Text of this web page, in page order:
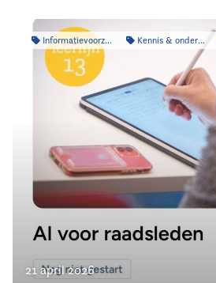
Informatievoorziening Kennis & onderzoek
21 april 2026